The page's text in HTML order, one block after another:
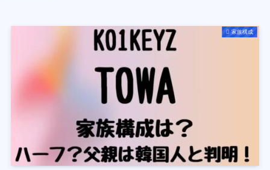
家族構成